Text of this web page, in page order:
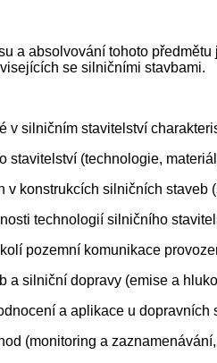
a absolvování tohoto
se silničními stavbami.
v silničním stavitelství
stavitelství (technologie,
v konstrukcích silničních staveb
technologií silničního
pozemní komunikace
a silniční dopravy (emise a
a aplikace u dopravních
(monitoring a